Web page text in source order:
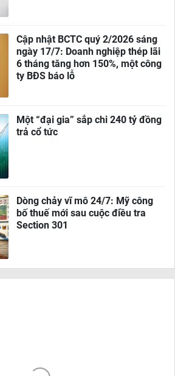
Cập nhật BCTC quý 2/2026 sáng
ngày 17/7: Doanh nghiệp thép lãi
6 tháng tăng hơn 150%, một công
ty BĐS báo lỗ
Một “đại gia” sắp chi 240 tỷ đồng
trả cổ tức
Dòng chảy vĩ mô 24/7: Mỹ công
bố thuế mới sau cuộc điều tra
Section 301